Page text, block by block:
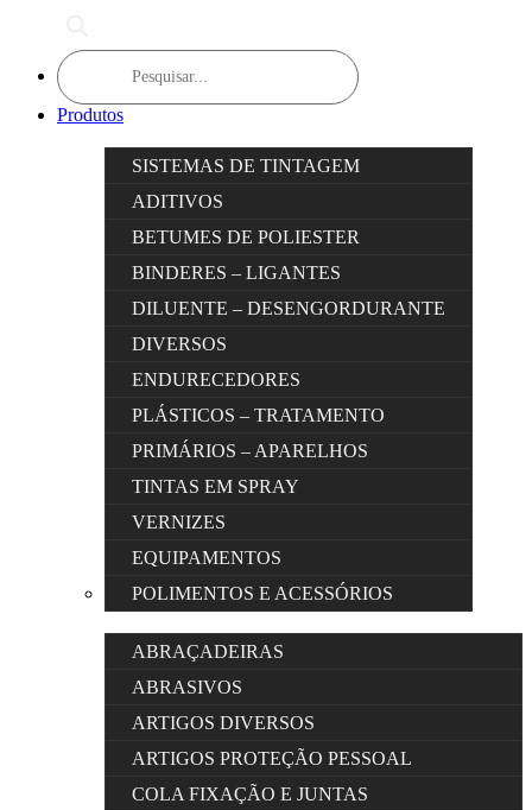
Products
search
Produtos
SISTEMAS DE TINTAGEM
ADITIVOS
BETUMES DE POLIESTER
BINDERES – LIGANTES
DILUENTE – DESENGORDURANTE
DIVERSOS
ENDURECEDORES
PLÁSTICOS – TRATAMENTO
PRIMÁRIOS – APARELHOS
TINTAS EM SPRAY
VERNIZES
EQUIPAMENTOS
POLIMENTOS E ACESSÓRIOS
ABRAÇADEIRAS
ABRASIVOS
ARTIGOS DIVERSOS
ARTIGOS PROTEÇÃO PESSOAL
COLA FIXAÇÃO E JUNTAS